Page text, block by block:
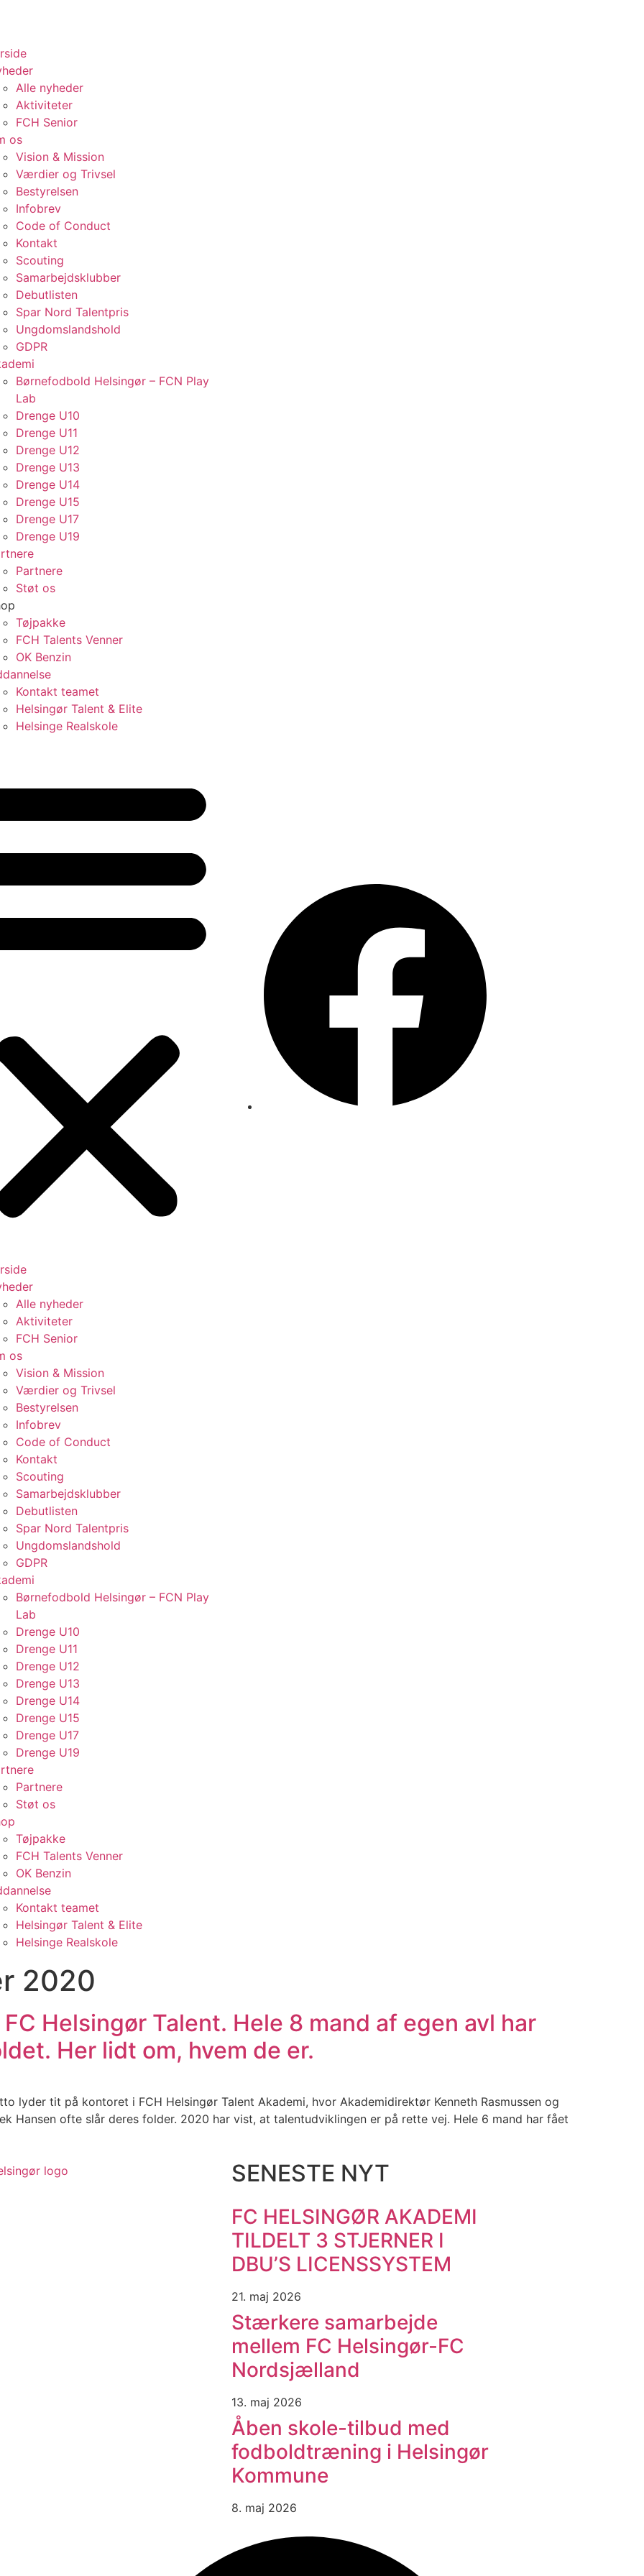
Alle nyheder
Aktiviteter
FCH Senior
os
Vision & Mission
Værdier og Trivsel
Bestyrelsen
Infobrev
Code of Conduct
Kontakt
Scouting
Samarbejdsklubber
Debutlisten
Spar Nord Talentpris
Ungdomslandshold
GDPR
Børnefodbold Helsingør – FCN Play
Lab
Drenge U10
Drenge U11
Drenge U12
Drenge U13
Drenge U14
Drenge U15
Drenge U17
Drenge U19
Partnere
Støt os
Tøjpakke
FCH Talents Venner
OK Benzin
Kontakt teamet
Helsingør Talent & Elite
Helsinge Realskole
Alle nyheder
Aktiviteter
FCH Senior
os
Vision & Mission
Værdier og Trivsel
Bestyrelsen
Infobrev
Code of Conduct
Kontakt
Scouting
Samarbejdsklubber
Debutlisten
Spar Nord Talentpris
Ungdomslandshold
GDPR
Børnefodbold Helsingør – FCN Play
Lab
Drenge U10
Drenge U11
Drenge U12
Drenge U13
Drenge U14
Drenge U15
Drenge U17
Drenge U19
Partnere
Støt os
Tøjpakke
FCH Talents Venner
OK Benzin
Kontakt teamet
Helsingør Talent & Elite
Helsinge Realskole
2020
Helsingør Talent. Hele 8 mand af egen avl har
Her lidt om, hvem de er.
lyder tit på kontoret i FCH Helsingør Talent Akademi, hvor Akademidirektør Kenneth Rasmussen og
Hansen ofte slår deres folder. 2020 har vist, at talentudviklingen er på rette vej. Hele 6 mand har fået
SENESTE NYT
FC HELSINGØR AKADEMI
TILDELT 3 STJERNER I
DBU’S LICENSSYSTEM
21. maj 2026
Stærkere samarbejde
mellem FC Helsingør-FC
Nordsjælland
13. maj 2026
Åben skole-tilbud med
fodboldtræning i Helsingør
Kommune
8. maj 2026